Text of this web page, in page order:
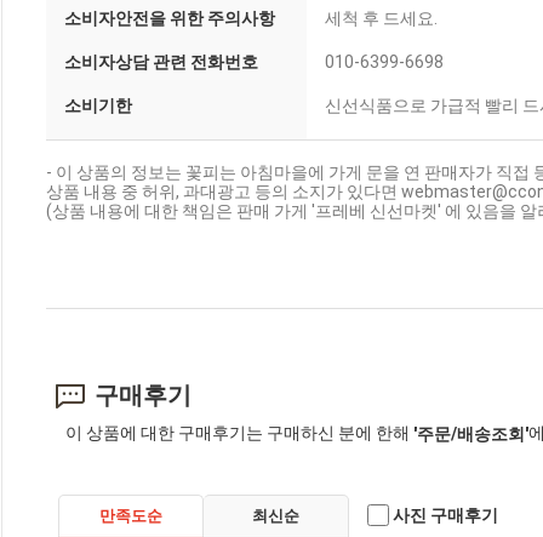
소비자안전을 위한 주의사항 세척 후 드세요.
소비자상담 관련 전화번호 010-6399-6698
소비기한 신선식품으로 가급적 빨리
- 이 상품의 정보는 꽃피는 아침마을에 가게 문을 연 판매자가 직접
상품 내용 중 허위, 과대광고 등의 소지가 있다면
(상품 내용에 대한 책임은 판매 가게 '프레베 신선마켓' 에 있음을 알
구매후기
이 상품에 대한 구매후기는 구매하신 분에 한해 '주문/배송조회'
만족도순 최신순 사진 구매후기